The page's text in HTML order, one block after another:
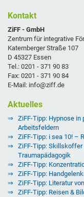
Kontakt
ZiFF - GmbH
Zentrum für integrative
Katernberger Straße 107
D 45327 Essen
Tel.: 0201 - 371 90 83
Fax: 0201 - 371 90 84
E-Mail: info@ziff.de
Aktuelles
ZiFF-Tipp: Hypnose
Arbeitsfeldern
ZiFF-Tipp: i sea 10! –
ZiFF-Tipp:
Traumapädagogik
ZiFF-Tipp:
ZiFF-Tipp:
ZiFF-Tipp: Literatur
ZiFF-Tipp: Reisen &